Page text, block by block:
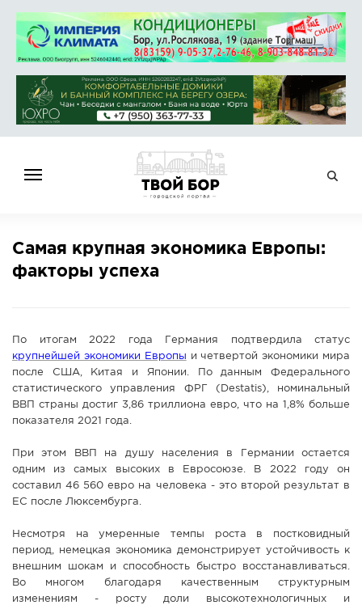
НОВОСТИ
СПРАВОЧНИК
АФИША
КАМЕРЫ
СТАТЬИ
ГОЛОСОВАНИЯ
ФОТО
Самая крупная экономика Европы:
факторы успеха
По итогам 2022 года Германия подтвердила статус
крупнейшей экономики Европы и четвертой экономики мира
после США, Китая и Японии. По данным Федерального
статистического управления ФРГ (Destatis), номинальный
ВВП страны достиг 3,86 триллиона евро, что на 1,8% больше
показателя 2021 года.
При этом ВВП на душу населения в Германии остается
одним из самых высоких в Евросоюзе. В 2022 году он
составил 46 560 евро на человека - это второй результат в
ЕС после Люксембурга.
Несмотря на умеренные темпы роста в постковидный
период, немецкая экономика демонстрирует устойчивость к
внешним шокам и способность быстро восстанавливаться.
Во многом благодаря качественным структурным
изменениям - росту доли высокотехнологичных и